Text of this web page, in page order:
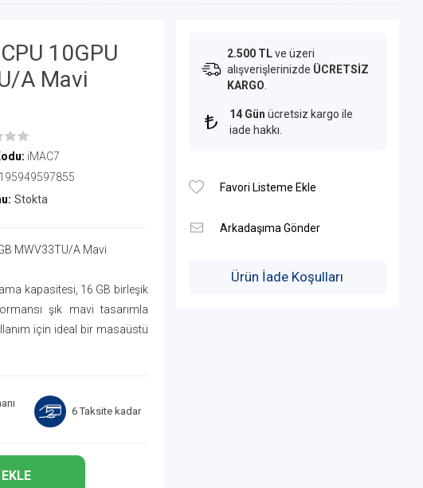
10GPU
A Mavi
iMAC7
195949597855
Stokta
MWV33TU/A Mavi
kapasitesi, 16 GB birleşik
şık mavi tasarımla
için ideal bir masaüstü
6 Taksite kadar
2.500 TLve üzeri
alışverişlerinizde ÜCRETSİZ
KARGO
14 Gün ücretsiz kargo ile
iade hakkı.
Ürün İade Koşulları